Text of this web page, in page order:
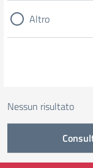
Altro
Nessun risultato